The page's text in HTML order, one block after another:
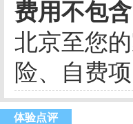
费用不包含
北京至您
险、自费
体验点评